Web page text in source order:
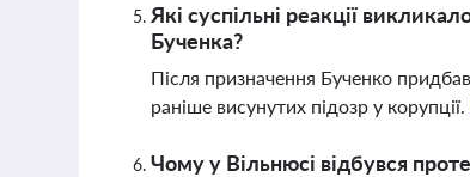
Які суспільні реакції
Бученка?
Після призначення Бученко
раніше висунутих підозр у корупції.
Чому у Вільнюсі відбувся